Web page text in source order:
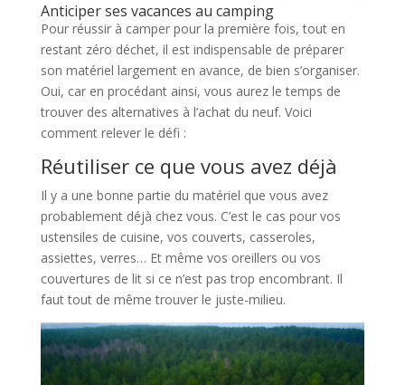
Anticiper ses vacances au camping
Pour réussir à camper pour la première fois, tout en
restant zéro déchet, il est indispensable de préparer
son matériel largement en avance, de bien s’organiser.
Oui, car en procédant ainsi, vous aurez le temps de
trouver des alternatives à l’achat du neuf. Voici
comment relever le défi :
Réutiliser ce que vous avez déjà
Il y a une bonne partie du matériel que vous avez
probablement déjà chez vous. C’est le cas pour vos
ustensiles de cuisine, vos couverts, casseroles,
assiettes, verres… Et même vos oreillers ou vos
couvertures de lit si ce n’est pas trop encombrant. Il
faut tout de même trouver le juste-milieu.